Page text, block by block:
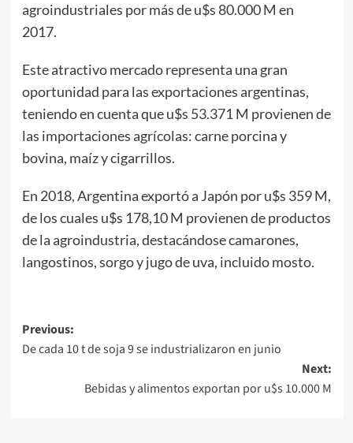
agroindustriales por más de u$s 80.000 M en
2017.
Este atractivo mercado representa una gran
oportunidad para las exportaciones argentinas,
teniendo en cuenta que u$s 53.371 M provienen de
las importaciones agrícolas: carne porcina y
bovina, maíz y cigarrillos.
En 2018, Argentina exportó a Japón por u$s 359 M,
de los cuales u$s 178,10 M provienen de productos
de la agroindustria, destacándose camarones,
langostinos, sorgo y jugo de uva, incluido mosto.
Post
navigation
Previous:
De cada 10 t de soja 9 se industrializaron en junio
Next:
Bebidas y alimentos exportan por u$s 10.000 M